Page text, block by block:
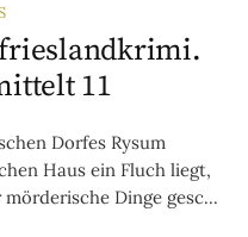
11
Dorfes Rysum
Haus ein Fluch liegt,
Dinge gesc...